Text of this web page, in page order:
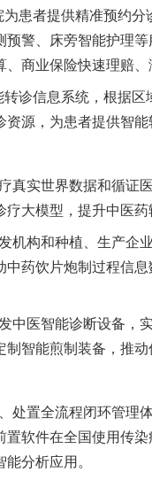
者提供精准预约分
警、床旁智能护理
商业保险快速理赔、
信息系统，根据区
源，为患者提供智能
实世界数据和循证
大模型，提升中医
构和种植、生产企
药饮片炮制过程信
医智能诊断设备，实
智能煎制装备，推动
置全流程闭环管理
软件在全国使用传
分析应用。